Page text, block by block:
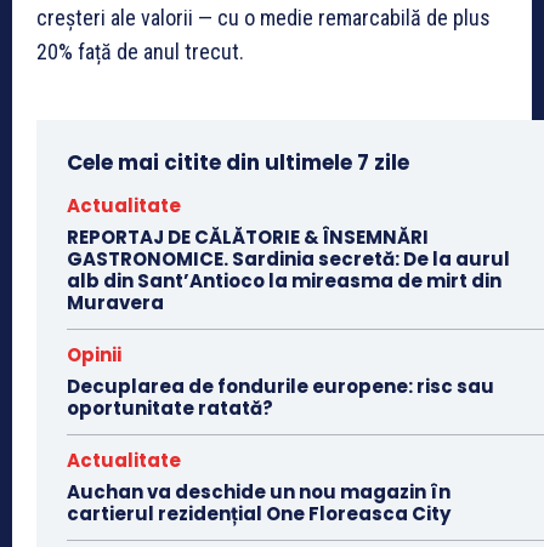
creșteri ale valorii — cu o medie remarcabilă de plus
20% față de anul trecut.
Cele mai citite din ultimele 7 zile
Actualitate
REPORTAJ DE CĂLĂTORIE & ÎNSEMNĂRI
GASTRONOMICE. Sardinia secretă: De la aurul
alb din Sant’Antioco la mireasma de mirt din
Muravera
Opinii
Decuplarea de fondurile europene: risc sau
oportunitate ratată?
Actualitate
Auchan va deschide un nou magazin în
cartierul rezidențial One Floreasca City